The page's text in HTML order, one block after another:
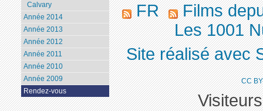
Calvary
Année 2014
Année 2013
Année 2012
Année 2011
Année 2010
Année 2009
Rendez-vous
FR
Films
Les 1001
Site réalisé avec
CC